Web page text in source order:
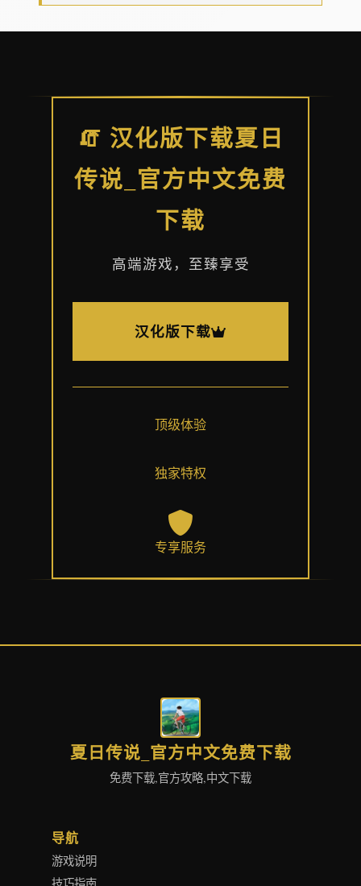
🧯 汉化版下载夏日
传说_官方中文免费
下载
高端游戏，至臻享受
汉化版下载
顶级体验
独家特权
专享服务
夏日传说_官方中文免费下载
免费下载,官方攻略,中文下载
导航
游戏说明